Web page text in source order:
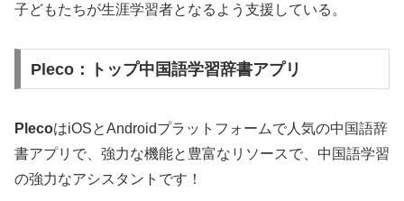
子どもたちが生涯学習者となるよう支援している。
Pleco：トップ中国語学習辞書アプリ
PlecoはiOSとAndroidプラットフォームで人気の中国語辞
書アプリで、強力な機能と豊富なリソースで、中国語学習
の強力なアシスタントです！